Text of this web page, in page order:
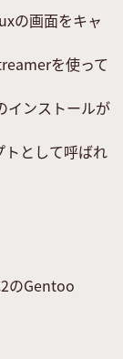
の画面をキャ
を使って
インストールが
として呼ばれ
のGentoo